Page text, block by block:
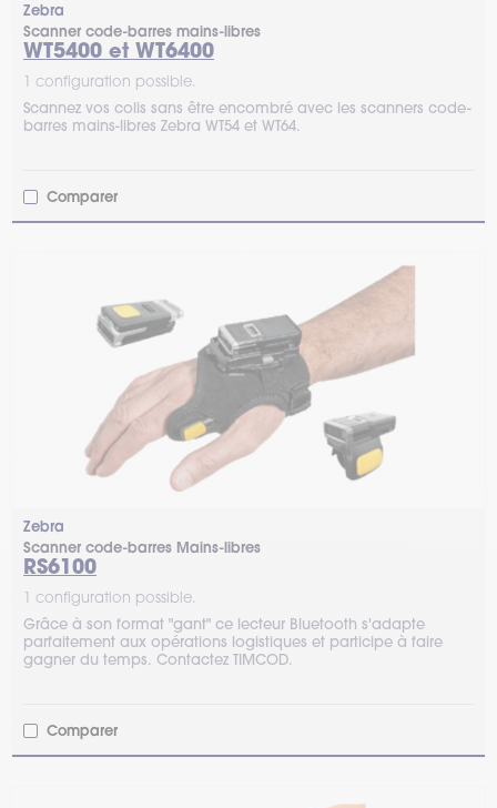
Zebra
Scanner code-barres mains-libres
WT5400 et WT6400
1 configuration possible.
Scannez vos colis sans être encombré avec les scanners code-
barres mains-libres Zebra WT54 et WT64.
Comparer
Zebra
Scanner code-barres Mains-libres
RS6100
1 configuration possible.
Grâce à son format "gant" ce lecteur Bluetooth s'adapte
parfaitement aux opérations logistiques et participe à faire
gagner du temps. Contactez TIMCOD.
Comparer